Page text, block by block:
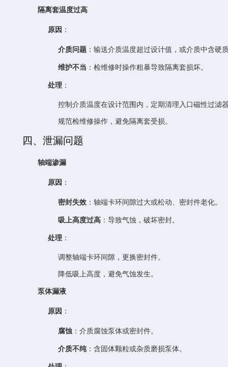
隔离套温度过高
原因 ：
介质问题：输送介质温度超过设计值，或介质中含硬
维护不当 ：检维修时操作粗暴导致隔离套损坏。
处理：
控制介质温度在设计范围内，定期清理入口磁性过滤
规范检维修操作，避免隔离套受损。
四、泄漏问题
轴端渗漏
原因 ：
密封失效：轴端卡环间隙过大或松动、密封件老化。
吸上高度过高：导致气蚀，破坏密封。
处理：
调整轴端卡环间隙，更换密封件。
降低吸上高度，避免气蚀发生。
泵体漏液
原因 ：
腐蚀 ：介质腐蚀泵体或密封件。
介质不纯：含固体颗粒或杂质磨损泵体。